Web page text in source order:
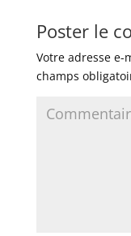
Poster le
Votre adresse e-
champs